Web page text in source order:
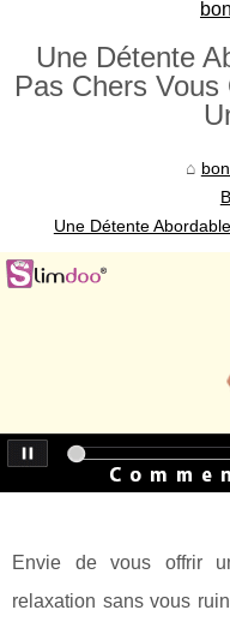
Une Détente
Pas Chers
Une Détente
Envie de vous offrir
relaxation sans vous